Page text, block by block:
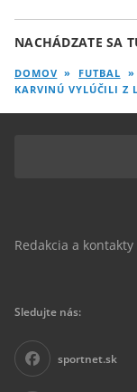
NACHÁDZATE SA
DOMOV » FUTBAL »
KARVINÚ VYLÚČILI Z
Redakcia a kontakty
Sledujte nás:
sportnet.sk